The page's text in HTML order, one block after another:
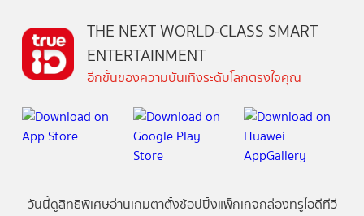
THE NEXT WORLD-CLASS SMART
ENTERTAINMENT
อีกขั้นของความบันเทิงระดับโลกตรงใจคุณ
วันนี้ดูสิทธิพิเศษอ่านเกมตาตั้งช้อปปิ้งแพ็กเกจกล่องทรูไอดีทีวี